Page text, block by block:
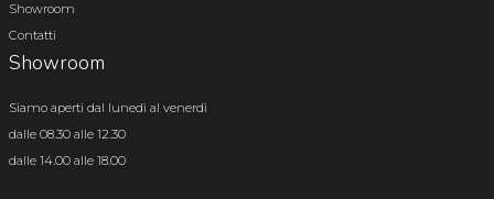
Showroom
Contatti
Showroom
Siamo aperti dal lunedì al venerdì
dalle 08.30 alle 12.30
dalle 14.00 alle 18.00